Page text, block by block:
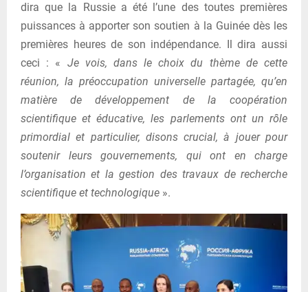
dira que la Russie a été l’une des toutes premières
puissances à apporter son soutien à la Guinée dès les
premières heures de son indépendance. Il dira aussi
ceci : « Je vois, dans le choix du thème de cette
réunion, la préoccupation universelle partagée, qu’en
matière de développement de la coopération
scientifique et éducative, les parlements ont un rôle
primordial et particulier, disons crucial, à jouer pour
soutenir leurs gouvernements, qui ont en charge
l’organisation et la gestion des travaux de recherche
scientifique et technologique ».